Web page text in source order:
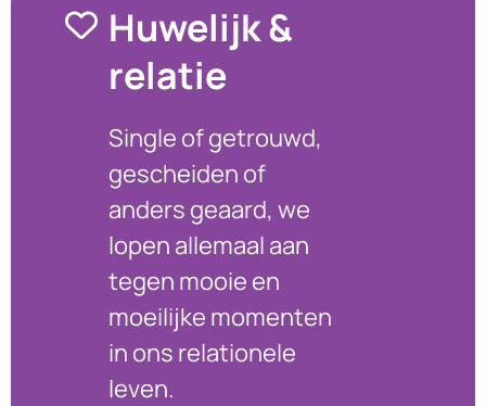
Huwelijk &
relatie
Single of getrouwd,
gescheiden of
anders geaard, we
lopen allemaal aan
tegen mooie en
moeilijke momenten
in ons relationele
leven.